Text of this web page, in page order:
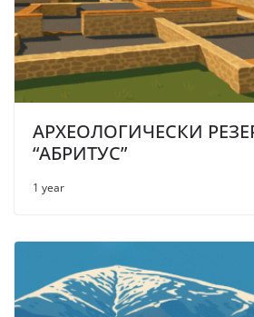
АРХЕОЛОГИЧЕСКИ
“АБРИТУС”
1 year